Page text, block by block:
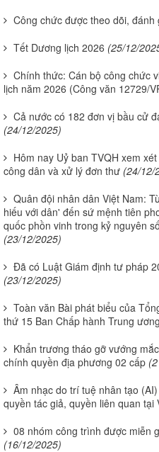
Công chức được theo dõi, đánh
Tết Dương lịch 2026 (25/12/
Chính thức: Cán bộ công chức
lịch năm 2026 (Công văn 12729/
Cả nước có 182 đơn vị bầu cử
(24/12/2025)
Hôm nay Uỷ ban TVQH xem
công dân và xử lý đơn thư (24/12/
Quân đội nhân dân Việt Nam:
hiếu với dân' đến sứ mệnh tiên
quốc phồn vinh trong kỷ nguyên
(23/12/2025)
Đã có Luật Giám định tư pháp
(23/12/2025)
Toàn văn Bài phát biểu của
thứ 15 Ban Chấp hành Trung
Khẩn trương tháo gỡ vướng
chính quyền địa phương 02 cấp
Âm nhạc do trí tuệ nhân tạo
quyền tác giả, quyền liên quan tại
08 nhóm công trình được miễn
(16/12/2025)